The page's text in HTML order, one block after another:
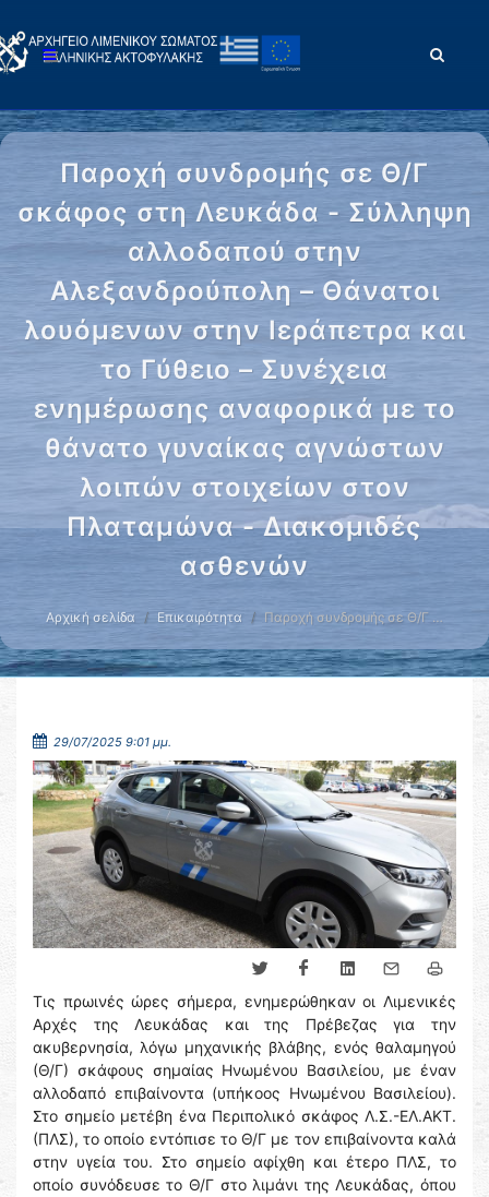
Παροχή συνδρομής σε Θ/Γ
σκάφος στη Λευκάδα - Σύλληψη
αλλοδαπού στην
Αλεξανδρούπολη – Θάνατοι
λουόμενων στην Ιεράπετρα και
το Γύθειο – Συνέχεια
ενημέρωσης αναφορικά με το
θάνατο γυναίκας αγνώστων
λοιπών στοιχείων στον
Πλαταμώνα - Διακομιδές
ασθενών
Αρχική σελίδα Επικαιρότητα Παροχή συνδρομής σε Θ/Γ …
29/07/2025 9:01 μμ.
Τις πρωινές ώρες σήμερα, ενημερώθηκαν οι Λιμενικές
Αρχές της Λευκάδας και της Πρέβεζας για την
ακυβερνησία, λόγω μηχανικής βλάβης, ενός θαλαμηγού
(Θ/Γ) σκάφους σημαίας Ηνωμένου Βασιλείου, με έναν
αλλοδαπό επιβαίνοντα (υπήκοος Ηνωμένου Βασιλείου).
Στο σημείο μετέβη ένα Περιπολικό σκάφος Λ.Σ.-ΕΛ.ΑΚΤ.
(ΠΛΣ), το οποίο εντόπισε το Θ/Γ με τον επιβαίνοντα καλά
στην υγεία του. Στο σημείο αφίχθη και έτερο ΠΛΣ, το
οποίο συνόδευσε το Θ/Γ στο λιμάνι της Λευκάδας, όπου